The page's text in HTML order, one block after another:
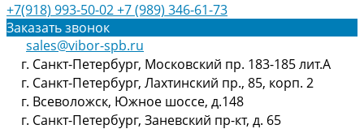
+7(918) 993-50-02+7 (989) 346-61-73
Заказать звонок
sales@vibor-spb.ru
г. Санкт-Петербург, Московский пр. 183-185 лит.А
г. Санкт-Петербург, Лахтинский пр., 85, корп. 2
г. Всеволожск, Южное шоссе, д.148
г. Санкт-Петербург, Заневский пр-кт, д. 65